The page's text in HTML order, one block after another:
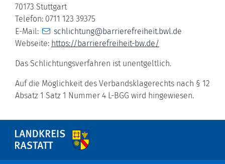
70173 Stuttgart
Telefon: 0711 123 39375
E-Mail:
schlichtung@barrierefreiheit.bwl.de
Webseite: https://barrierefreiheit-bw.de/
Das Schlichtungsverfahren ist unentgeltlich.
Auf die Möglichkeit des Verbandsklagerechts nach § 12
Absatz 1 Satz 1 Nummer 4 L-BGG wird hingewiesen.